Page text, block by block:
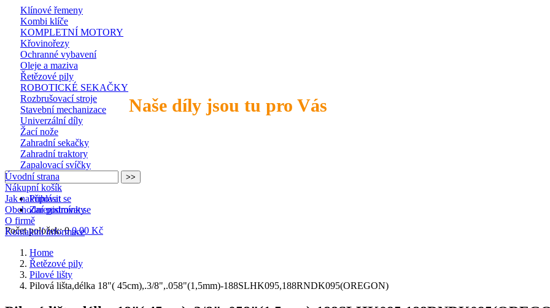
Naše díly jsou tu pro Vás
Klínové řemeny
Kombi klíče
KOMPLETNÍ MOTORY
Křovinořezy
Ochranné vybavení
Oleje a maziva
Řetězové pily
ROBOTICKÉ SEKAČKY
Rozbrušovací stroje
Stavební mechanizace
Univerzální díly
Žací nože
Zahradní sekačky
Zahradní traktory
Zapalovací svíčky
Přihlásit se
Zaregistrovat se
Počet položek: 0 0,00 Kč
Úvodní strana
Nákupní košík
Jak nakupovat
Obchodní podmínky
O firmě
Kontaktní informace
Home
Řetězové pily
Pilové lišty
Pilová lišta,délka 18"( 45cm),.3/8",.058"(1,5mm)-188SLHK095,188RNDK095(OREGON)